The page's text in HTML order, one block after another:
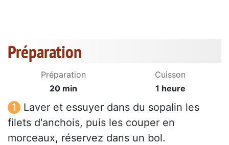
Préparation
Préparation
20 min
Cuisson
1 heure
Laver et essuyer dans du sopalin les
filets d'anchois, puis les couper en
morceaux, réservez dans un bol.